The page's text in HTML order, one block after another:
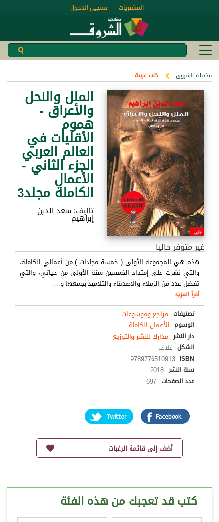
تسجيل الدخول المشتريات
مكتبات الشروق كتب عربية
الملل والنحل
والأعراق -
هموم
الأقليات في
العالم العربي
الجزء الثاني -
الأعمال
الكاملة مجلد3
تأليف: سعد الدين
إبراهيم
غير متوفر حاليا
هذه هي المجموعة الأولى ( خمسة مجلدات ) من أعمالي الكاملة،
والتي نشرت على إمتداد الخمسين سنة الأولى من حياتي، والتي
تفضل عدد من الزملاء والأصدقاء والتلاميذ بجمعها و…
أقرأ المزيد
تصنيفات مراجع وموسوعات
الوسوم الأعمال الكاملة
دار النشر مدارك للنشر والتوزيع
الشكل غلاف
ISBN
9789776510913
سنة النشر 2018
عدد الصفحات 697
أضف إلى قائمة الرغبات
كتب قد تعجبك من هذه الفئة